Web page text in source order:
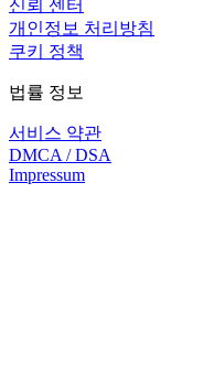
신뢰 센터
개인정보 처리방침
쿠키 정책
법률 정보
서비스 약관
DMCA / DSA
Impressum